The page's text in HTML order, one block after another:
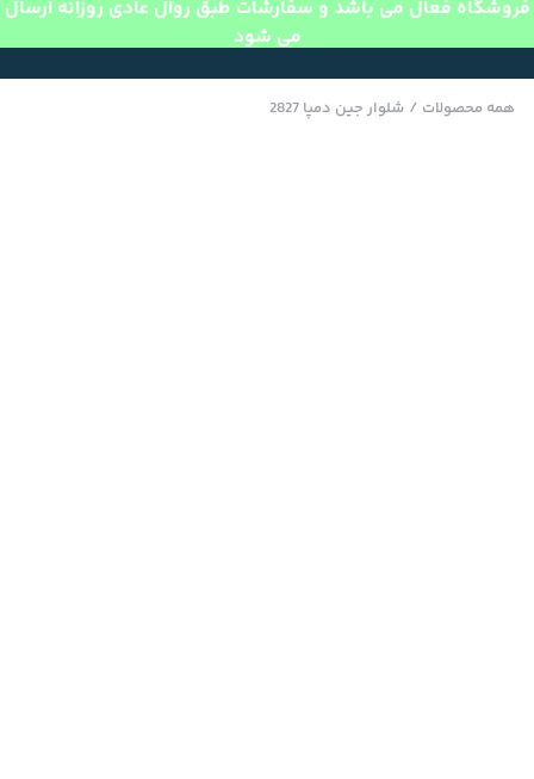
فروشگاه فعال می باشد و سفارشات طبق روال عادی روزانه ارسال
می شود
همه محصولات / شلوار جین دمپا 2827